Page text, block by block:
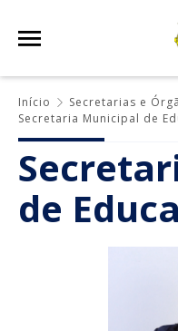
Início
Secretarias e
Secretaria Municipal de
de